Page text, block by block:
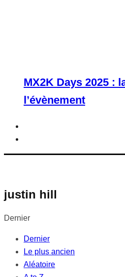
MX2K Days 2025 :
l’évènement
justin hill
Dernier
Dernier
Le plus ancien
Aléatoire